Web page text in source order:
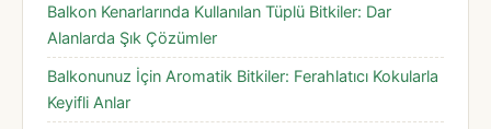
Balkon Kenarlarında Kullanılan Tüplü Bitkiler: Dar
Alanlarda Şık Çözümler
Balkonunuz İçin Aromatik Bitkiler: Ferahlatıcı Kokularla
Keyifli Anlar